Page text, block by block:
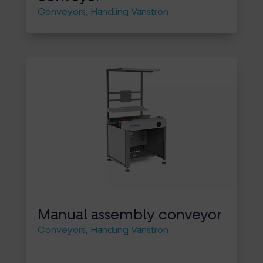
Conveyors, Handling Vanstron
Manual assembly conveyor
Conveyors, Handling Vanstron